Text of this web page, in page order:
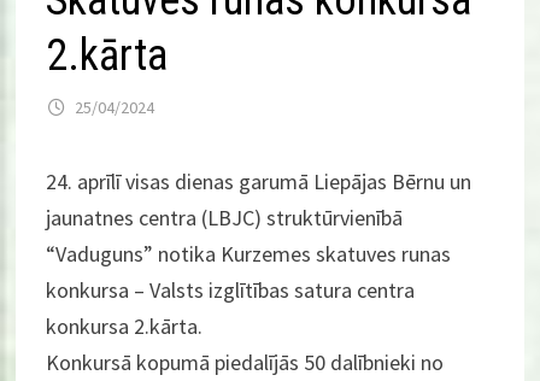
2.kārta
25/04/2024
24. aprīlī visas dienas garumā Liepājas Bērnu un
jaunatnes centra (LBJC) struktūrvienībā
“Vaduguns” notika Kurzemes skatuves runas
konkursa – Valsts izglītības satura centra
konkursa 2.kārta.
Konkursā kopumā piedalījās 50 dalībnieki no